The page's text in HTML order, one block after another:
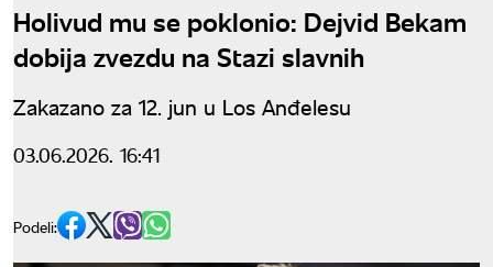
Holivud mu se poklonio: Dejvid Bekam
dobija zvezdu na Stazi slavnih
Zakazano za 12. jun u Los Anđelesu
03.06.2026. 16:41
Podeli: